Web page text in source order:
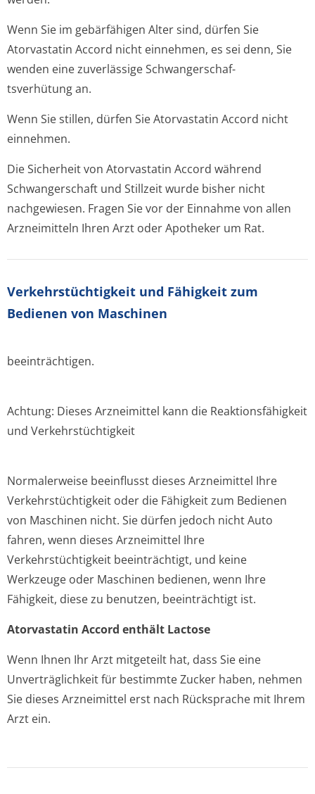
Wenn Sie im gebärfähigen Alter sind, dürfen Sie
Atorvastatin Accord nicht einnehmen, es sei denn, Sie
wenden eine zuverlässige Schwangerschaf­
tsverhütung an.
Wenn Sie stillen, dürfen Sie Atorvastatin Accord nicht
einnehmen.
Die Sicherheit von Atorvastatin Accord während
Schwangerschaft und Stillzeit wurde bisher nicht
nachgewiesen. Fragen Sie vor der Einnahme von allen
Arzneimitteln Ihren Arzt oder Apotheker um Rat.
Verkehrstüchtig­keit und Fähigkeit zum
Bedienen von Maschinen
beeinträchtigen.
Achtung: Dieses Arzneimittel kann die Reaktionsfähigkeit
und Verkehrstüchtigkeit
Normalerweise beeinflusst dieses Arzneimittel Ihre
Verkehrstüchtigkeit oder die Fähigkeit zum Bedienen
von Maschinen nicht. Sie dürfen jedoch nicht Auto
fahren, wenn dieses Arzneimittel Ihre
Verkehrstüchtigkeit beeinträchtigt, und keine
Werkzeuge oder Maschinen bedienen, wenn Ihre
Fähigkeit, diese zu benutzen, beeinträchtigt ist.
Atorvastatin Accord enthält Lactose
Wenn Ihnen Ihr Arzt mitgeteilt hat, dass Sie eine
Unverträglichkeit für bestimmte Zucker haben, nehmen
Sie dieses Arzneimittel erst nach Rücksprache mit Ihrem
Arzt ein.